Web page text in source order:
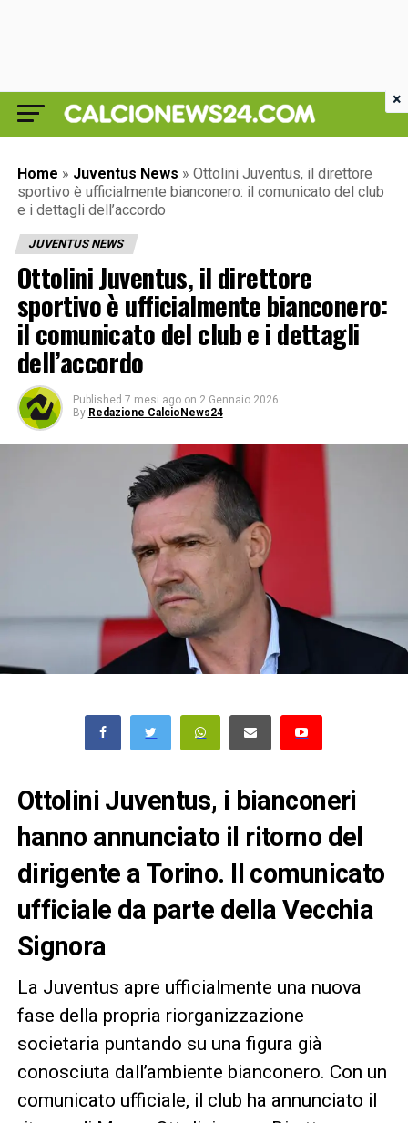
Home » Juventus News » Ottolini Juventus, il direttore
sportivo è ufficialmente bianconero: il comunicato del club
e i dettagli dell’accordo
JUVENTUS NEWS
Ottolini Juventus, il direttore
sportivo è ufficialmente bianconero:
il comunicato del club e i dettagli
dell’accordo
Published 7 mesi ago on 2 Gennaio 2026
By Redazione CalcioNews24
Ottolini Juventus, i bianconeri
hanno annunciato il ritorno del
dirigente a Torino. Il comunicato
ufficiale da parte della Vecchia
Signora
La Juventus apre ufficialmente una nuova
fase della propria riorganizzazione
societaria puntando su una figura già
conosciuta dall’ambiente bianconero. Con un
comunicato ufficiale, il club ha annunciato il
×